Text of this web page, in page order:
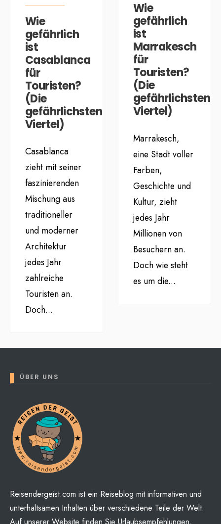
Wie
gefährlich
ist
Marrakesch
für
Touristen?
(Die
gefährlichsten
Viertel)
Marrakesch,
eine Stadt voller
Farben,
Geschichte und
Kultur, zieht
jedes Jahr
Millionen von
Besuchern an.
Doch wie steht
es um die...
Wie
gefährlich
ist
Casablanca
für
Touristen?
(Die
gefährlichsten
Viertel)
Casablanca
zieht mit seiner
faszinierenden
Mischung aus
traditioneller
und moderner
Architektur
jedes Jahr
zahlreiche
Touristen an.
Doch...
ÜBER UNS
Reisendergeist.com ist ein Reiseblog mit informativen und
unterhaltsamen Inhalten über verschiedene Teile der Welt.